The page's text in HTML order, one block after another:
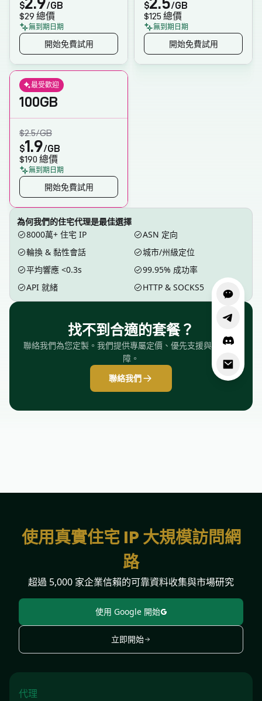
$
/GB
$29 總價
無到期日期
開始免費試用
$
/GB
$125 總價
無到期日期
開始免費試用
最受歡迎
100GB
$2.5/GB
$1.9/GB
$190 總價
無到期日期
開始免費試用
為何我們的住宅代理是最佳選擇
8000萬+ 住宅 IP
ASN 定向
輪換 & 黏性會話
城市/州級定位
平均響應 <0.3s
99.95% 成功率
API 就緒
HTTP & SOCKS5
找不到合適的套餐？
聯絡我們為您定製。我們提供專屬定價、優先支援與 SLA 保
障。
聯絡我們
使用真實住宅 IP 大規模訪問網
路
超過 5,000 家企業信賴的可靠資料收集與市場研究
使用 Google 開始
立即開始
代理